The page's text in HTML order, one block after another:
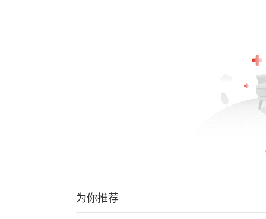
为你推荐